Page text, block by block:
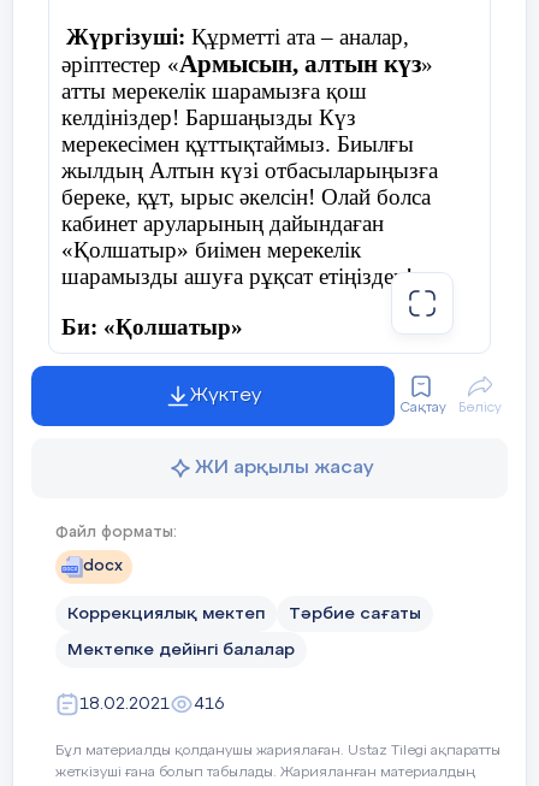
Жүргізуші: Құрметті ата – аналар,
әріптестер «Армысын, алтын күз»
атты мерекелік шарамызға қош
келдініздер! Баршаңызды Күз
мерекесімен құттықтаймыз. Биылғы
жылдың Алтын күзі отбасыларыңызға
береке, құт, ырыс әкелсін! Олай болса
кабинет аруларының дайындаған
«Қолшатыр» биімен мерекелік
шарамызды ашуға рұқсат етіңіздер!
Би: «Қолшатыр»
Армасыздар, халайық,
Бармысыздар, халайық!
Күзгі тойды жұп жазбай,
Бірге қарсы алайық!
Дидактикалық ойын: «Дәміне қарай
ажырат.»
Жемістердің аттарын атап, қышқыл, тәтті,
дәмдерін ажырата білуге үйрету.
Жүктеу
Сақтау Бөлісу
ЖИ арқылы жасау
Файл форматы:
docx
Коррекциялық мектеп Тәрбие сағаты
Мектепке дейінгі балалар
18.02.2021 416
Бұл материалды қолданушы жариялаған. Ustaz Tilegi ақпаратты
жеткізуші ғана болып табылады. Жарияланған материалдың